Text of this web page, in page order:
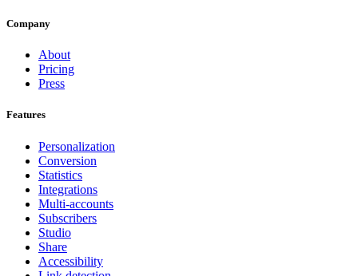
Company
About
Pricing
Press
Features
Personalization
Conversion
Statistics
Integrations
Multi-accounts
Subscribers
Studio
Share
Accessibility